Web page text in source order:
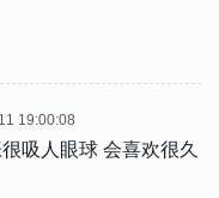
19:00:08
吸人眼球 会喜欢很久